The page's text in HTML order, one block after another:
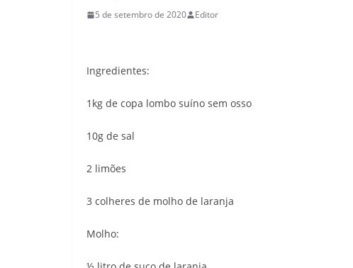
5 de setembro de 2020 Editor
Ingredientes:
1kg de copa lombo suíno sem osso
10g de sal
2 limões
3 colheres de molho de laranja
Molho: